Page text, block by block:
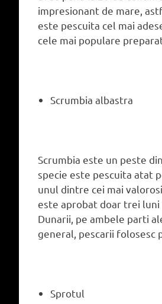
impresionant de mare,
este pescuita cel mai
cele mai populare
Scrumbia albastra
Scrumbia este un peste
specie este pescuita atat
unul dintre cei mai
este aprobat doar trei
Dunarii, pe ambele parti
general, pescarii folosesc
Sprotul